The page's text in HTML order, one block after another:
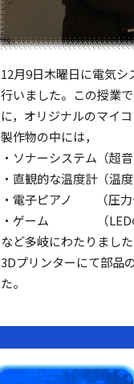
12月9日木曜日に電気
行いました。この授業
に，オリジナルのマイ
製作物の中には，
・ソナーシステム（超
・直観的な温度計（温
・電子ピアノ （圧力
・ゲーム （LEDの点
など多岐にわたりました
3Dプリンターにて部品
た。